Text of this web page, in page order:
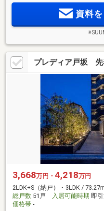
みに佇むプライベートレジデ
資料
プレディア戸坂 先
3,668万円・ 4,218万円
2LDK+S（納戸）・3LDK /
総戸数 51戸 入居可能時期 即
価格帯 -